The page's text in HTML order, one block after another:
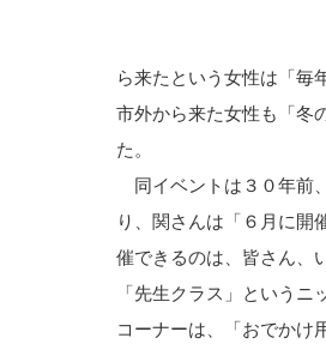
ら来たという女性は「毎
市外から来た女性も「冬
た。
同イベントは３０年前
り、関さんは「６月に開
催できるのは、皆さん、
「先生クラス」というニ
コーナーは、「おでかけ